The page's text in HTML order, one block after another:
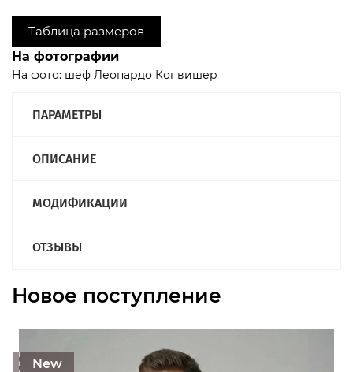
Таблица размеров
На фотографии
На фото: шеф Леонардо Конвишер
ПАРАМЕТРЫ
ОПИСАНИЕ
МОДИФИКАЦИИ
ОТЗЫВЫ
Новое поступление
New